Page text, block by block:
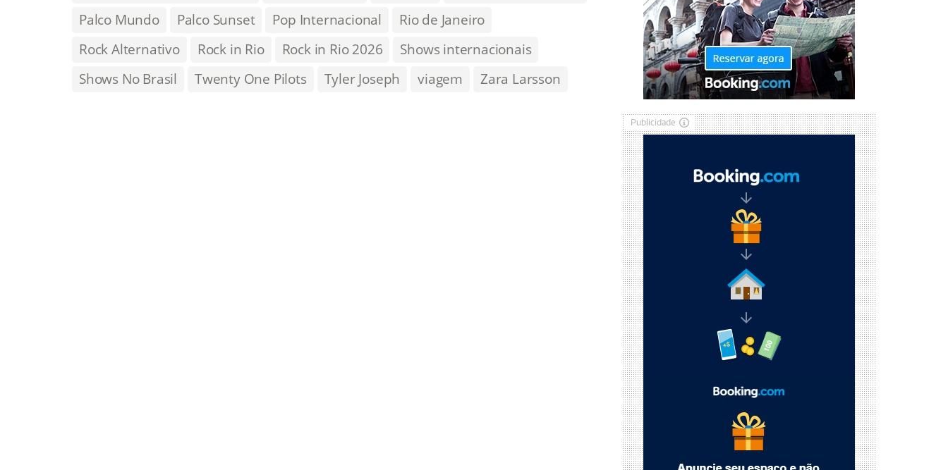
Palco Mundo
Palco Sunset Pop Internacional
Rio de Janeiro
Rock Alternativo
Rock in Rio Rock in Rio 2026
Shows internacionais
Shows No Brasil
Twenty One Pilots Tyler Joseph viagem Zara Larsson
Publicidade